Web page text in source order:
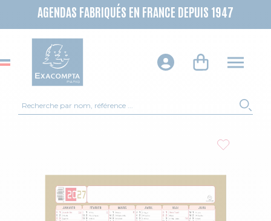
AGENDAS FABRIQUÉS EN FRANCE DEPUIS 1947